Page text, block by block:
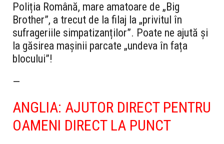
Poliția Română, mare amatoare de „Big
Brother”, a trecut de la filaj la „privitul în
sufrageriile simpatizanților”. Poate ne ajută și
la găsirea mașinii parcate „undeva în fața
blocului”!
—
ANGLIA: AJUTOR DIRECT PENTRU
OAMENI DIRECT LA PUNCT